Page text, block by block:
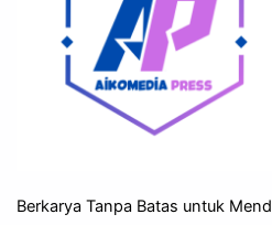
Berkarya Tanpa Batas untuk